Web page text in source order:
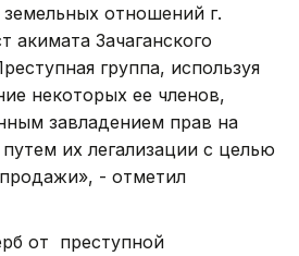
отношений г.
акимата Зачаганского
группа, используя
некоторых ее членов,
завладением прав на
их легализации с целью
- отметил
от преступной